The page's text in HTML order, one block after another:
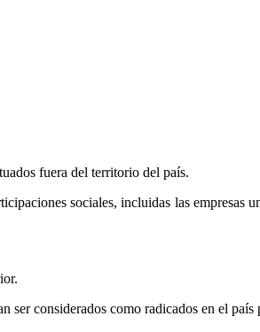
fuera del territorio del país.
sociales, incluidas las empresas
ser considerados como radicados en el